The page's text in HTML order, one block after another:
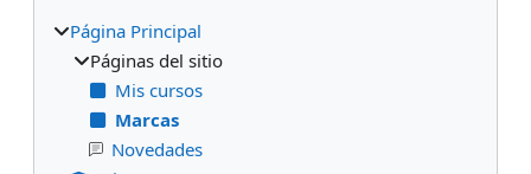
Página Principal
Páginas del sitio
Mis cursos
Marcas
Novedades